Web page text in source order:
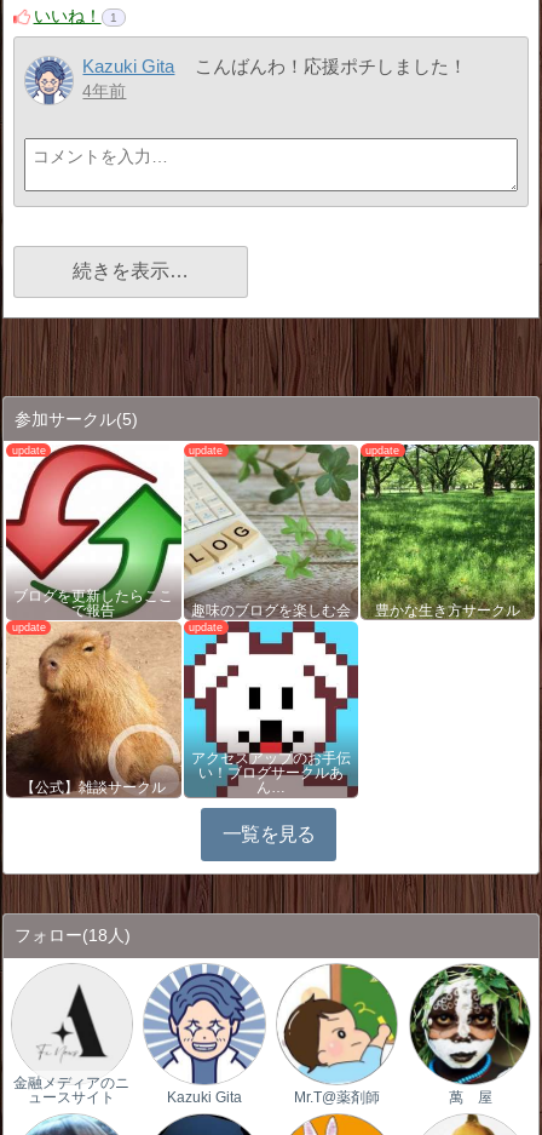
いいね！
1
Kazuki Gita こんばんわ！応援ポチしました！
4年前
続きを表示…
参加サークル(5)
ブログを更新したらここ
で報告
趣味のブログを楽しむ会 豊かな生き方サークル
【公式】雑談サークル
アクセスアップのお手伝
い！ブログサークルあ
ん…
一覧を見る
フォロー(18人)
金融メディアのニ
ュースサイト
Kazuki Gita Mr.T@薬剤師 萬 屋